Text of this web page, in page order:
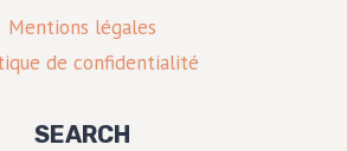
Mentions légales
de confidentialité
SEARCH